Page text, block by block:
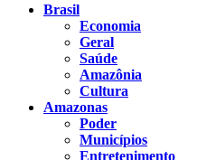
Brasil
Economia
Geral
Saúde
Amazônia
Cultura
Amazonas
Poder
Municípios
Entretenimento